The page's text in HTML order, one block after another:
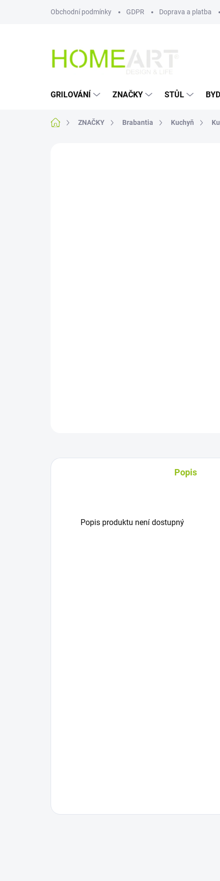
Obchodní podmínky GDPR Doprava a platba
GRILOVÁNÍ ZNAČKY STŮL
Domů ZNAČKY Brabantia Kuchyň
Popis
Popis produktu není dostupný